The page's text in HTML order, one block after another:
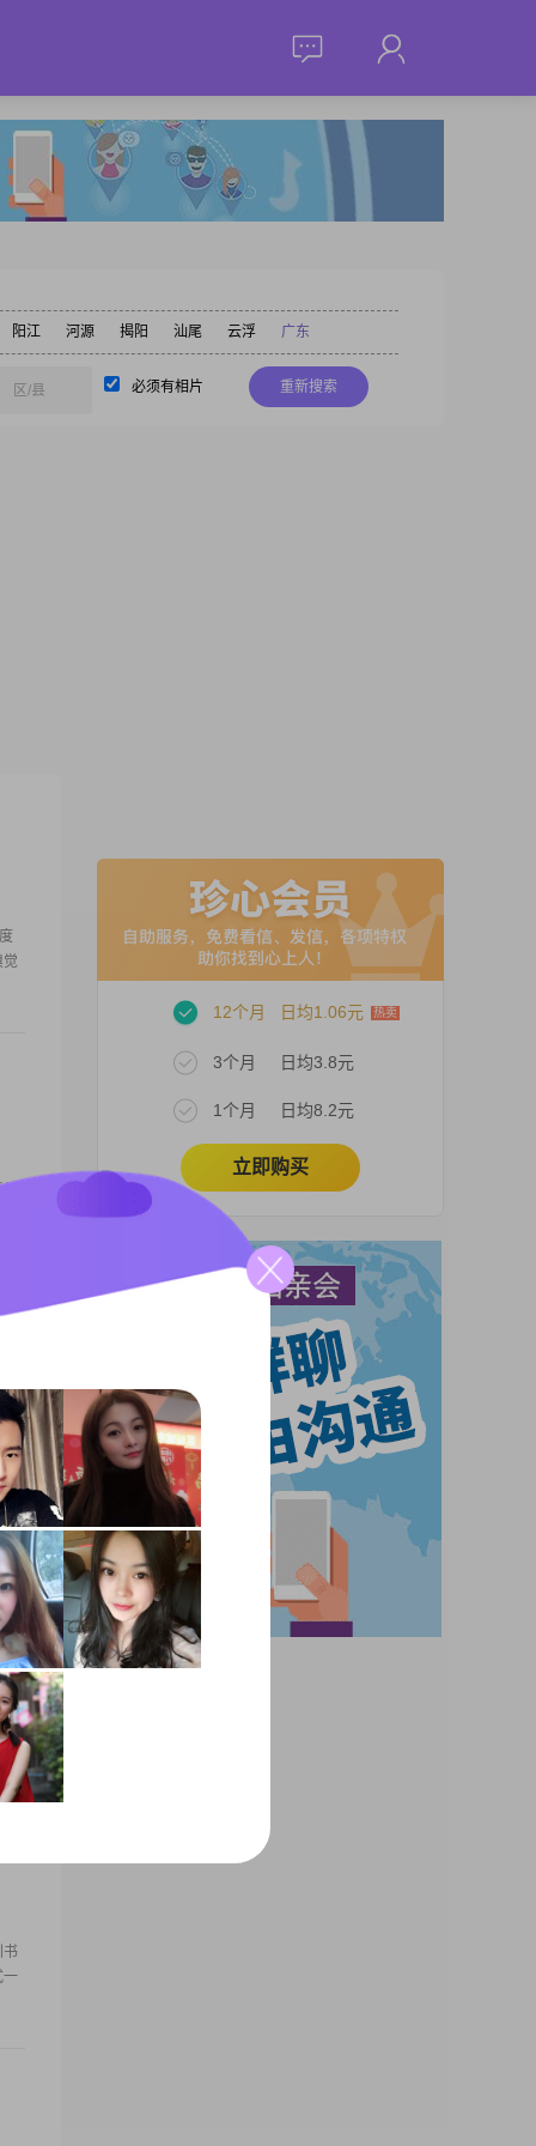
阳江 河源 揭阳 汕尾 云浮 广东
区/县 必须有相片 重新搜索
非
疾
书
一
12个月 日均1.06元
3个月 日均3.8元
1个月 日均8.2元
立即购买